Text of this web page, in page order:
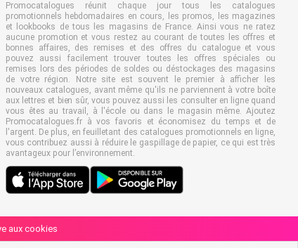
Promocatalogues réunit chaque jour tous les catalogues
promotionnels hebdomadaires en cours, les promos, les magazines
et lookbooks de tous les magasins de France. Ainsi vous ne ratez
aucune promotion et vous restez au courant de toutes les offres et
bonnes affaires, des remises et des offres du catalogue et vous
pouvez aussi facilement trouver toutes les offres spéciales ou
remises lors des périodes de soldes ou déstockages des magasins
de votre région. Notre site est souvent le premier à afficher les
nouveaux catalogues, avant même qu'ils ne parviennent à votre boîte
aux lettres et bien sûr, vous pouvez aussi les consulter en ligne quand
vous êtes au travail, à l'école ou dans le magasin même. Ajoutez
Promocatalogues.fr à vos favoris et économisez du temps et de
l'argent. De plus, en feuilletant des catalogues promotionnels en ligne,
vous contribuez aussi à réduire le gaspillage de papier, ce qui est très
avantageux pour l’environnement.
aux cookies